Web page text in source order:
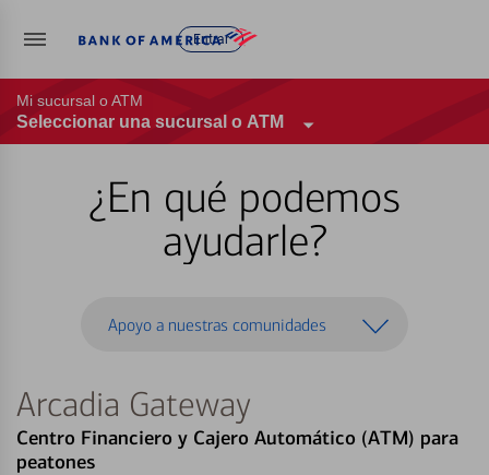
Entrar
Mi sucursal o ATM
Seleccionar una sucursal o ATM
¿En qué podemos
ayudarle?
Apoyo a nuestras comunidades
Arcadia Gateway
Centro Financiero y Cajero Automático (ATM) para
peatones